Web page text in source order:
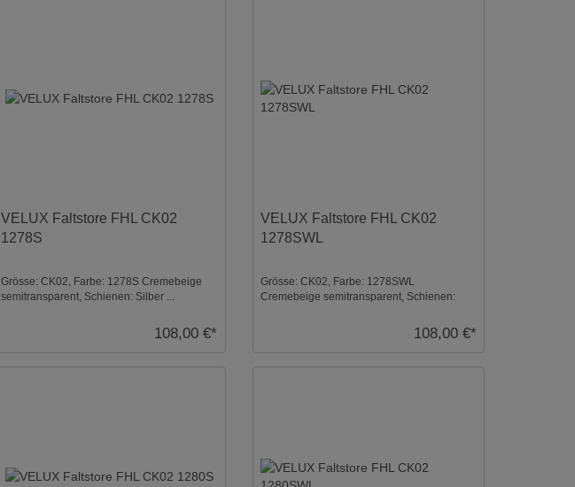
VELUX Faltstore FHL CK02
1278S
Grösse: CK02, Farbe: 1278S Cremebeige
semitransparent, Schienen: Silber ...
108,00 €*
VELUX Faltstore FHL CK02
1278SWL
Grösse: CK02, Farbe: 1278SWL
Cremebeige semitransparent, Schienen:
108,00 €*